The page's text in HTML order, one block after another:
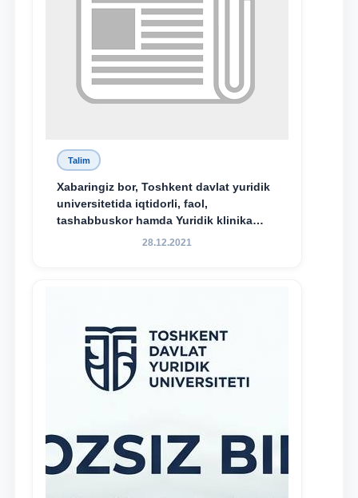
Talim
Xabaringiz bor, Toshkent davlat yuridik
universitetida iqtidorli, faol,
tashabbuskor hamda Yuridik klinika
faoliyatida o‘z bilim va ko‘nikmalarini
28.12.2021